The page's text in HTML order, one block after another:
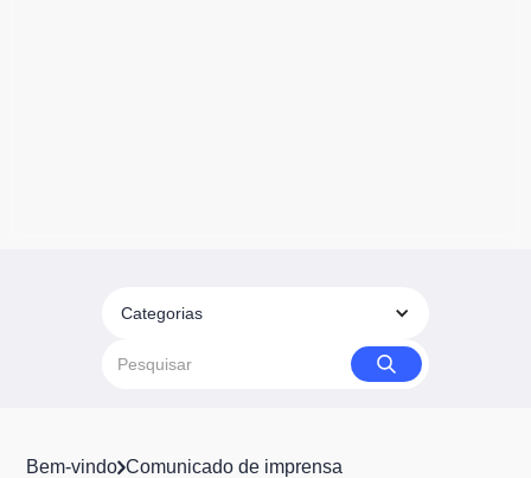
Categorias
Bem-vindo Comunicado de imprensa